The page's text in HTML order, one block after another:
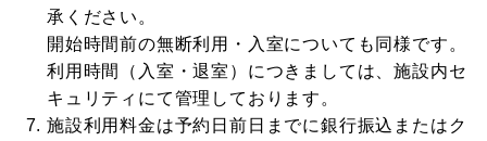
承ください。
開始時間前の無断利用・入室についても同様です。
利用時間（入室・退室）につきましては、施設内セ
キュリティにて管理しております。
施設利用料金は予約日前日までに銀行振込またはク